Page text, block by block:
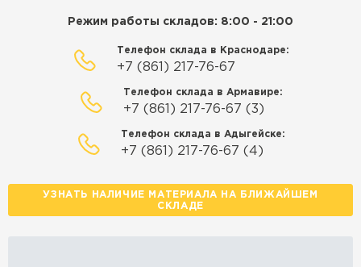
Режим работы складов: 8:00 - 21:00
Телефон склада в Краснодаре:
+7 (861) 217-76-67
Телефон склада в Армавире:
+7 (861) 217-76-67 (3)
Телефон склада в Адыгейске:
+7 (861) 217-76-67 (4)
УЗНАТЬ НАЛИЧИЕ МАТЕРИАЛА НА БЛИЖАЙШЕМ
СКЛАДЕ